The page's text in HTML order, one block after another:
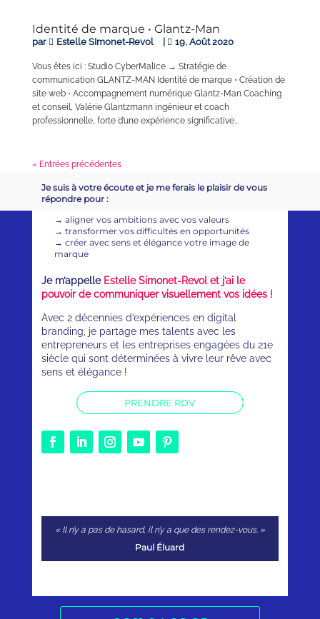
Identité de marque • Glantz-Man
par Estelle SImonet-Revol 19, Août 2020
Vous êtes ici : Studio CyberMalice → Stratégie de
communication GLANTZ-MAN Identité de marque ⋅ Création de
site web ⋅ Accompagnement numérique Glantz-Man Coaching
et conseil, Valérie Glantzmann ingénieur et coach
professionnelle, forte d’une expérience significative...
« Entrées précédentes
Je suis à votre écoute et je me ferais le plaisir de vous
répondre pour :
→aligner vos ambitions avec vos valeurs
→transformer vos difficultés en opportunités
→créer avec sens et élégance votre image de
marque
Je m’appelle Estelle Simonet-Revol et j’ai le
pouvoir de communiquer visuellement vos idées !
Avec 2 décennies d’expériences en digital
branding, je partage mes talents avec les
entrepreneurs et les entreprises engagées du 21e
siècle qui sont déterminées à vivre leur rêve avec
sens et élégance !
PRENDRE RDV
« Il n’y a pas de hasard, il n’y a que des rendez-vous. »
Paul Éluard